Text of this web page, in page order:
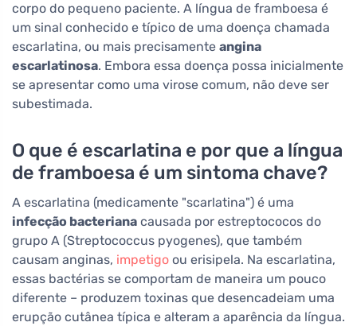
corpo do pequeno paciente. A língua de framboesa é
um sinal conhecido e típico de uma doença chamada
escarlatina, ou mais precisamente angina
escarlatinosa. Embora essa doença possa inicialmente
se apresentar como uma virose comum, não deve ser
subestimada.
O que é escarlatina e por que a língua
de framboesa é um sintoma chave?
A escarlatina (medicamente "scarlatina") é uma
infecção bacteriana causada por estreptococos do
grupo A (Streptococcus pyogenes), que também
causam anginas, impetigo ou erisipela. Na escarlatina,
essas bactérias se comportam de maneira um pouco
diferente – produzem toxinas que desencadeiam uma
erupção cutânea típica e alteram a aparência da língua.